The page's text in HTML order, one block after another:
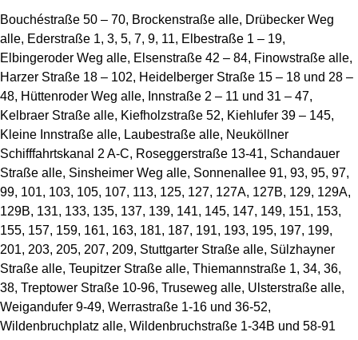
Bouchéstraße 50 – 70, Brockenstraße alle, Drübecker Weg
alle, Ederstraße 1, 3, 5, 7, 9, 11, Elbestraße 1 – 19,
Elbingeroder Weg alle, Elsenstraße 42 – 84, Finowstraße alle,
Harzer Straße 18 – 102, Heidelberger Straße 15 – 18 und 28 –
48, Hüttenroder Weg alle, Innstraße 2 – 11 und 31 – 47,
Kelbraer Straße alle, Kiefholzstraße 52, Kiehlufer 39 – 145,
Kleine Innstraße alle, Laubestraße alle, Neuköllner
Schifffahrtskanal 2 A-C, Roseggerstraße 13-41, Schandauer
Straße alle, Sinsheimer Weg alle, Sonnenallee 91, 93, 95, 97,
99, 101, 103, 105, 107, 113, 125, 127, 127A, 127B, 129, 129A,
129B, 131, 133, 135, 137, 139, 141, 145, 147, 149, 151, 153,
155, 157, 159, 161, 163, 181, 187, 191, 193, 195, 197, 199,
201, 203, 205, 207, 209, Stuttgarter Straße alle, Sülzhayner
Straße alle, Teupitzer Straße alle, Thiemannstraße 1, 34, 36,
38, Treptower Straße 10-96, Truseweg alle, Ulsterstraße alle,
Weigandufer 9-49, Werrastraße 1-16 und 36-52,
Wildenbruchplatz alle, Wildenbruchstraße 1-34B und 58-91